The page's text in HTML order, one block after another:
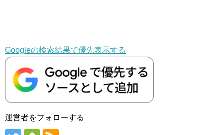
Googleの検索結果で優先表示する
運営者をフォローする